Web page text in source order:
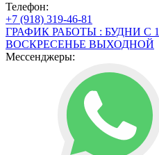
Телефон:
+7 (918) 319-46-81
ГРАФИК РАБОТЫ : БУДНИ С
ВОСКРЕСЕНЬЕ ВЫХОДНОЙ
Мессенджеры: